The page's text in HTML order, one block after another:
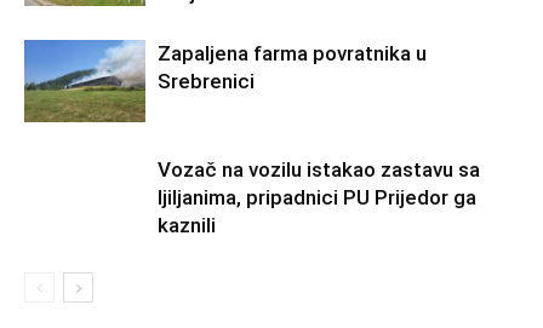
Zapaljena farma povratnika u
Srebrenici
Vozač na vozilu istakao zastavu sa
ljiljanima, pripadnici PU Prijedor ga
kaznili